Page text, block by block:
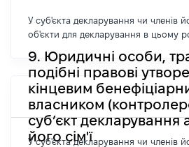
У суб'єкта декларування чи членів
об'єкти для декларування в цьому
9. Юридичні особи,
подібні правові
кінцевим
власником
суб’єкт декларування
його сім'ї
У суб'єкта декларування чи членів